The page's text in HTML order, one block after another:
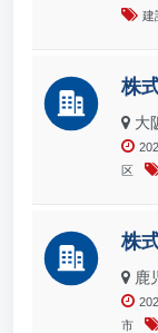
建
株
大
区
株
鹿
市